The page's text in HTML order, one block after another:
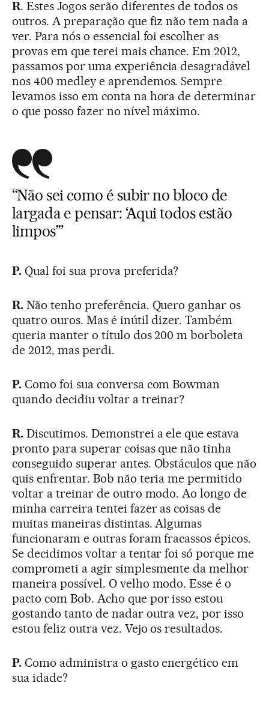
R. Estes Jogos serão diferentes de todos os
outros. A preparação que fiz não tem nada a
ver. Para nós o essencial foi escolher as
provas em que terei mais chance. Em 2012,
passamos por uma experiência desagradável
nos 400 medley e aprendemos. Sempre
levamos isso em conta na hora de determinar
o que posso fazer no nível máximo.
“Não sei como é subir no bloco de
largada e pensar: ‘Aqui todos estão
limpos’”
P. Qual foi sua prova preferida?
R. Não tenho preferência. Quero ganhar os
quatro ouros. Mas é inútil dizer. Também
queria manter o título dos 200 m borboleta
de 2012, mas perdi.
P. Como foi sua conversa com Bowman
quando decidiu voltar a treinar?
R. Discutimos. Demonstrei a ele que estava
pronto para superar coisas que não tinha
conseguido superar antes. Obstáculos que não
quis enfrentar. Bob não teria me permitido
voltar a treinar de outro modo. Ao longo de
minha carreira tentei fazer as coisas de
muitas maneiras distintas. Algumas
funcionaram e outras foram fracassos épicos.
Se decidimos voltar a tentar foi só porque me
comprometi a agir simplesmente da melhor
maneira possível. O velho modo. Esse é o
pacto com Bob. Acho que por isso estou
gostando tanto de nadar outra vez, por isso
estou feliz outra vez. Vejo os resultados.
P. Como administra o gasto energético em
sua idade?